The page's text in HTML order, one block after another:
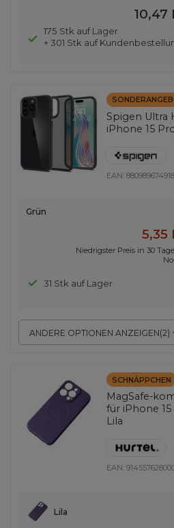
10,47
175 Stk auf Lager
+ 301 Stk auf
Spigen Ultra
iPhone 15
EAN:
ANDERE OPTIONEN ANZEIGEN(2)
Grün
5,35
Niedrigster Preis in 30
31 Stk auf Lager
SCHNÄPPCHEN
MagSafe-
für iPhone
Lila
EAN:
Lila